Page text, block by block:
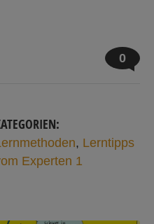
0
, Lerntipps
Experten 1